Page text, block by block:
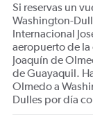
Si reservas un
Washington-
Internacional
aeropuerto de
Joaquín de
de Guayaquil.
Olmedo a
Dulles por día